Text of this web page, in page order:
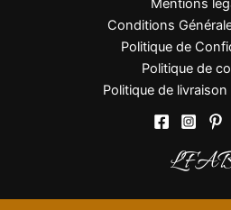
Mentions
Conditions
Politique de
Politique de
Politique de